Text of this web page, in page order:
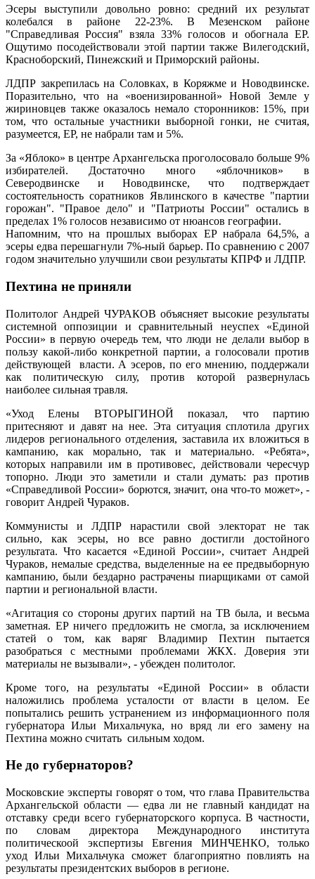
Эсеры выступили довольно ровно: средний их результат
колебался в районе 22-23%. В Мезенском районе
"Справедливая Россия" взяла 33% голосов и обогнала ЕР.
Ощутимо посодействовали этой партии также Вилегодский,
Красноборский, Пинежский и Приморский районы.
ЛДПР закрепилась на Соловках, в Коряжме и Новодвинске.
Поразительно, что на «военизированной» Новой Земле у
жириновцев также оказалось немало сторонников: 15%, при
том, что остальные участники выборной гонки, не считая,
разумеется, ЕР, не набрали там и 5%.
За «Яблоко» в центре Архангельска проголосовало больше 9%
избирателей. Достаточно много «яблочников» в
Северодвинске и Новодвинске, что подтверждает
состоятельность соратников Явлинского в качестве "партии
горожан". "Правое дело" и "Патриоты России" остались в
пределах 1% голосов независимо от нюансов географии.
Напомним, что на прошлых выборах ЕР набрала 64,5%, а
эсеры едва перешагнули 7%-ный барьер. По сравнению с 2007
годом значительно улучшили свои результаты КПРФ и ЛДПР.
Пехтина не приняли
Политолог Андрей ЧУРАКОВ объясняет высокие результаты
системной оппозиции и сравнительный неуспех «Единой
России» в первую очередь тем, что люди не делали выбор в
пользу какой-либо конкретной партии, а голосовали против
действующей власти. А эсеров, по его мнению, поддержали
как политическую силу, против которой развернулась
наиболее сильная травля.
«Уход Елены ВТОРЫГИНОЙ показал, что партию
притесняют и давят на нее. Эта ситуация сплотила других
лидеров регионального отделения, заставила их вложиться в
кампанию, как морально, так и материально. «Ребята»,
которых направили им в противовес, действовали чересчур
топорно. Люди это заметили и стали думать: раз против
«Справедливой России» борются, значит, она что-то может», -
говорит Андрей Чураков.
Коммунисты и ЛДПР нарастили свой электорат не так
сильно, как эсеры, но все равно достигли достойного
результата. Что касается «Единой России», считает Андрей
Чураков, немалые средства, выделенные на ее предвыборную
кампанию, были бездарно растрачены пиарщиками от самой
партии и региональной власти.
«Агитация со стороны других партий на ТВ была, и весьма
заметная. ЕР ничего предложить не смогла, за исключением
статей о том, как варяг Владимир Пехтин пытается
разобраться с местными проблемами ЖКХ. Доверия эти
материалы не вызывали», - убежден политолог.
Кроме того, на результаты «Единой России» в области
наложились проблема усталости от власти в целом. Ее
попытались решить устранением из информационного поля
губернатора Ильи Михальчука, но вряд ли его замену на
Пехтина можно считать сильным ходом.
Не до губернаторов?
Московские эксперты говорят о том, что глава Правительства
Архангельской области — едва ли не главный кандидат на
отставку среди всего губернаторского корпуса. В частности,
по словам директора Международного института
политическоой экспертизы Евгения МИНЧЕНКО, только
уход Ильи Михальчука сможет благоприятно повлиять на
результаты президентских выборов в регионе.